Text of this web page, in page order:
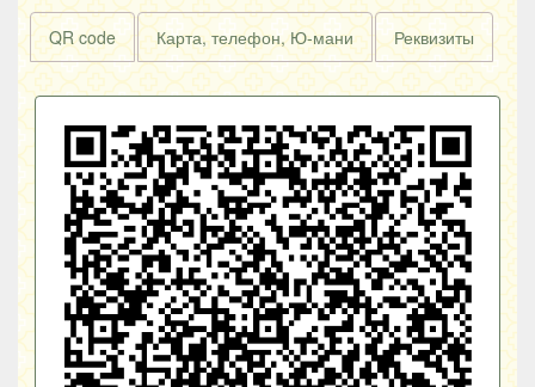
QR code Карта, телефон, Ю-мани Реквизиты